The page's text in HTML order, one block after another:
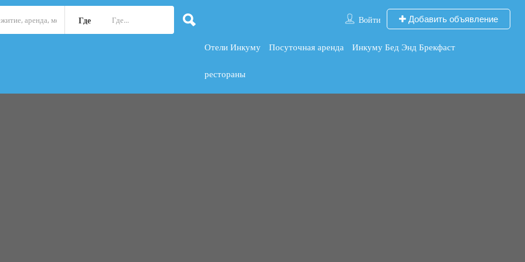
Где Войти Добавить объявление
Отели Инкуму Посуточная аренда Инкуму Бед Энд Брекфаст
рестораны